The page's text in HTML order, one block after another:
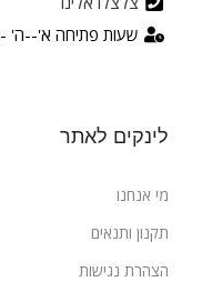
שעות פתיחה א'--ה' -09:00-18:00 ימי ו' 09:00-14:00
לינקים לאתר
מי אנחנו
תקנון ותנאים
הצהרת נגישות